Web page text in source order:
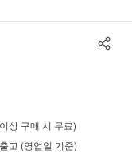
상 구매 시 무료)
고 (영업일 기준)